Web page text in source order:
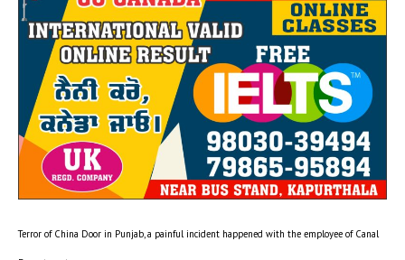
Terror of China Door in Punjab, a painful incident happened with the employee of Canal